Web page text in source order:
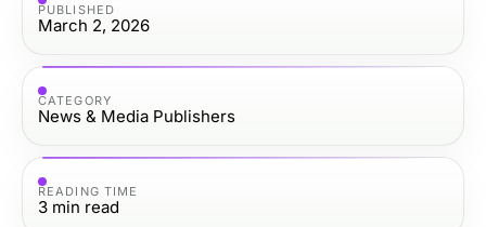
PUBLISHED
March 2, 2026
CATEGORY
News & Media Publishers
READING TIME
3 min read